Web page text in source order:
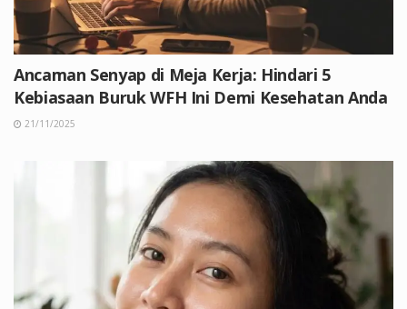
Ancaman Senyap di Meja Kerja: Hindari 5
Kebiasaan Buruk WFH Ini Demi Kesehatan Anda
21/11/2025